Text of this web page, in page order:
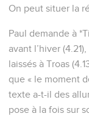
On peut situer la
Paul demande à
avant l’hiver
laissés à Troas
que « le moment
texte a-t-il des
pose à la fois sur